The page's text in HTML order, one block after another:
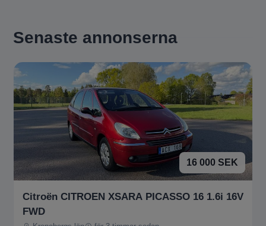
Senaste annonserna
16 000 SEK
Citroën CITROEN XSARA PICASSO 16 1.6i 16V
FWD